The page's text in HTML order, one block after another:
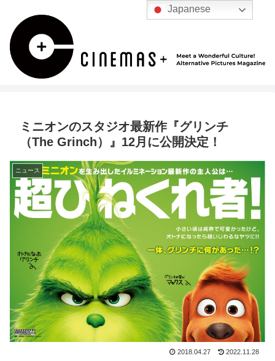
ミニオンのスタジオ最新作『グリンチ
（The Grinch）』12月に公開決定！
ニュース
2018.04.27 2022.11.28
Japanese